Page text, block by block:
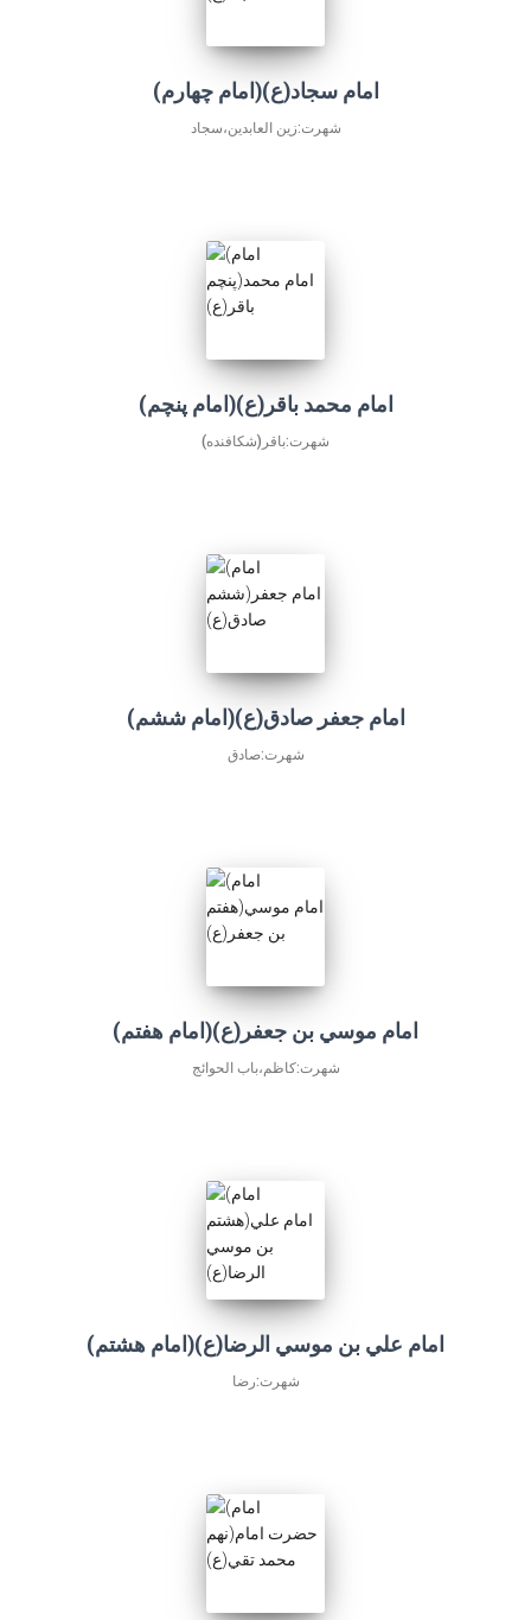
(امام چهارم)امام سجاد(ع)
شهرت:زين العابدين،سجاد
(امام پنچم)امام محمد باقر(ع)
شهرت:باقر(شكافنده)
(امام ششم)امام جعفر صادق(ع)
شهرت:صادق
(امام هفتم)امام موسي بن جعفر(ع)
شهرت:كاظم،باب الحوائج
(امام هشتم)امام علي بن موسي الرضا(ع)
شهرت:رضا